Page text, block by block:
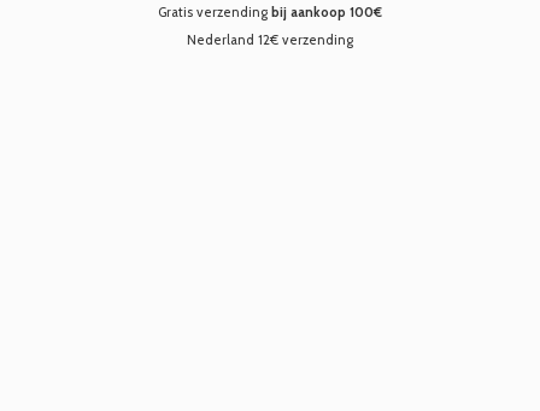
Gratis verzending bij aankoop 100€
Nederland 12€ verzending